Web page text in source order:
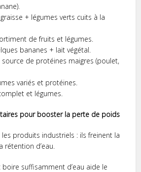
+ légumes verts cuits à la
de fruits et légumes.
bananes + lait végétal.
source de protéines maigres (poulet,
variés et protéines.
et légumes.
pour booster la perte de poids
produits industriels : ils freinent la
rétention d’eau.
suffisamment d’eau aide le